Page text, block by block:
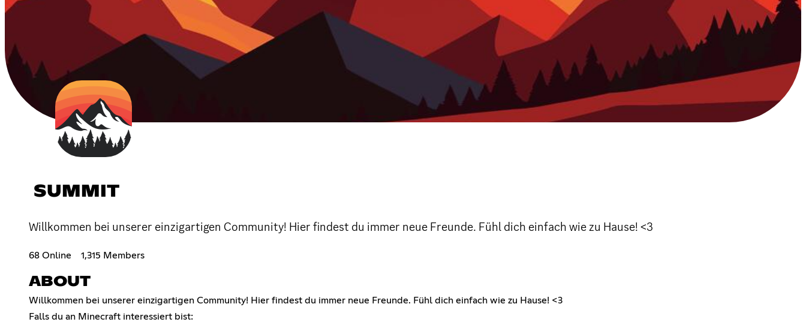
SUMMIT
Willkommen bei unserer einzigartigen Community! Hier findest du immer neue Freunde. Fühl dich einfach wie zu Hause! <3
68 Online 1,315 Members
ABOUT
Willkommen bei unserer einzigartigen Community! Hier findest du immer neue Freunde. Fühl dich einfach wie zu Hause! <3
Falls du an Minecraft interessiert bist: